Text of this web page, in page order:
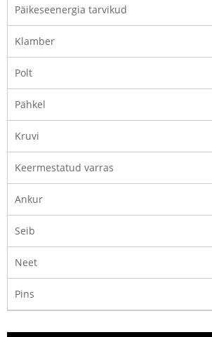
Päikeseenergia tarvikud
Klamber
Polt
Pähkel
Kruvi
Keermestatud varras
Ankur
Seib
Neet
Pins